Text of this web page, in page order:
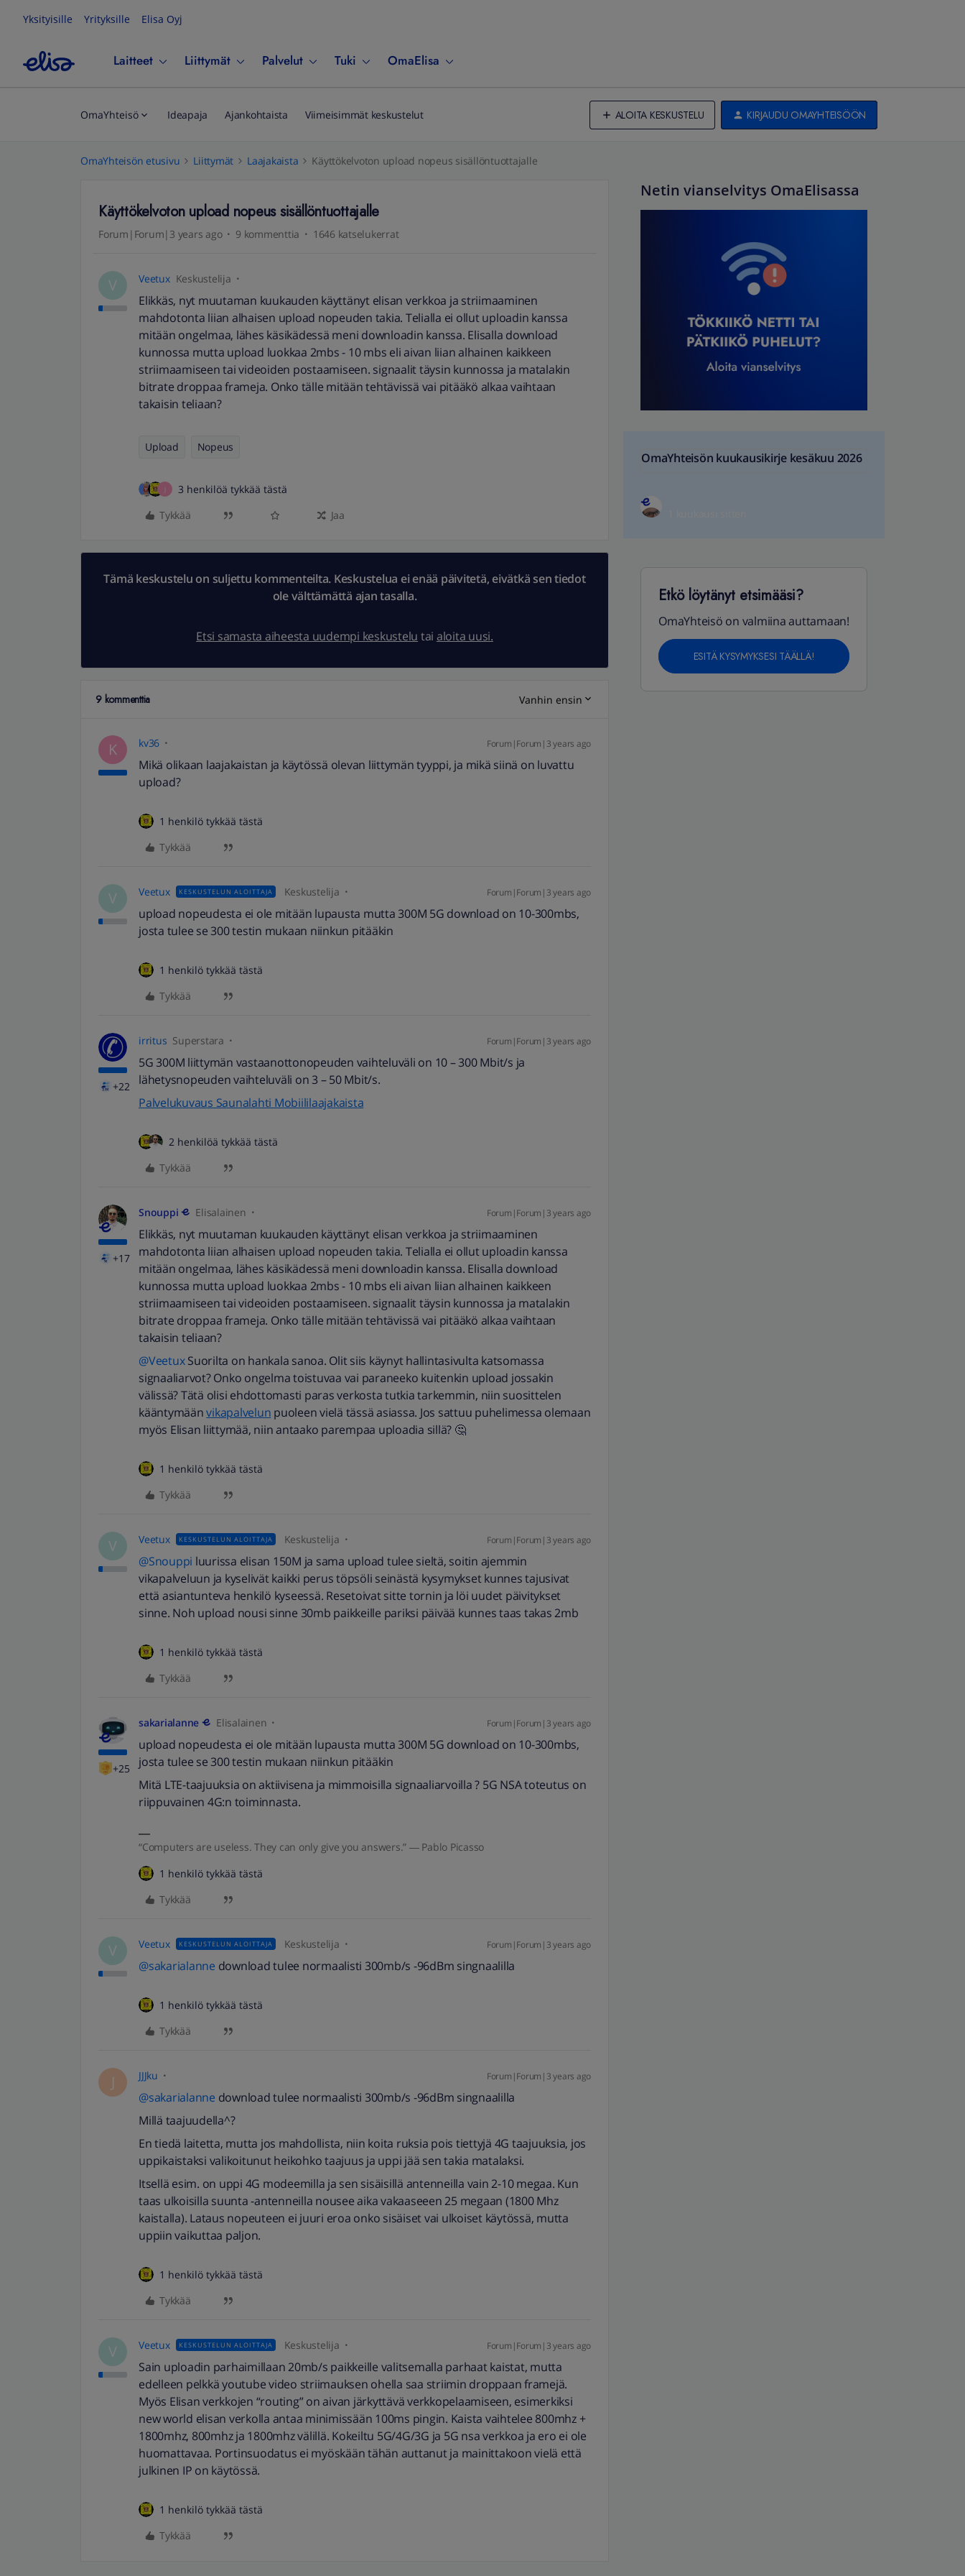
Yksityisille Yrityksille Elisa Oyj
Laitteet Liittymät Palvelut Tuki OmaElisa
OmaYhteisö Ideapaja Ajankohtaista Viimeisimmät keskustelut ALOITA KESKUSTELU KIRJAUDU OMAYHTEISÖÖN
OmaYhteisön etusivu Liittymät Laajakaista Käyttökelvoton upload nopeus sisällöntuottajalle
Käyttökelvoton upload nopeus sisällöntuottajalle
Forum|Forum|3 years ago 9 kommenttia 1646 katselukerrat
V Veetux Keskustelija
Elikkäs, nyt muutaman kuukauden käyttänyt elisan verkkoa ja striimaaminen
mahdotonta liian alhaisen upload nopeuden takia. Telialla ei ollut uploadin kanssa
mitään ongelmaa, lähes käsikädessä meni downloadin kanssa. Elisalla download
kunnossa mutta upload luokkaa 2mbs - 10 mbs eli aivan liian alhainen kaikkeen
striimaamiseen tai videoiden postaamiseen. signaalit täysin kunnossa ja matalakin
bitrate droppaa frameja. Onko tälle mitään tehtävissä vai pitääkö alkaa vaihtaan
takaisin teliaan?
Upload Nopeus
3 henkilöä tykkää tästä
Tykkää
Jaa
Tämä keskustelu on suljettu kommenteilta. Keskustelua ei enää päivitetä, eivätkä sen tiedot
ole välttämättä ajan tasalla.
Etsi samasta aiheesta uudempi keskustelu tai aloita uusi.
9 kommenttia Vanhin ensin
K kv36 Forum|Forum|3 years ago
Mikä olikaan laajakaistan ja käytössä olevan liittymän tyyppi, ja mikä siinä on luvattu
upload?
1 henkilö tykkää tästä
Tykkää
V Veetux KESKUSTELUN ALOITTAJA Keskustelija Forum|Forum|3 years ago
upload nopeudesta ei ole mitään lupausta mutta 300M 5G download on 10-300mbs,
josta tulee se 300 testin mukaan niinkun pitääkin
1 henkilö tykkää tästä
Tykkää
+22
irritus Superstara Forum|Forum|3 years ago
5G 300M liittymän vastaanottonopeuden vaihteluväli on 10 – 300 Mbit/s ja
lähetysnopeuden vaihteluväli on 3 – 50 Mbit/s.
Palvelukuvaus Saunalahti Mobiililaajakaista
2 henkilöä tykkää tästä
Tykkää
+17
Snouppi Elisalainen Forum|Forum|3 years ago
Elikkäs, nyt muutaman kuukauden käyttänyt elisan verkkoa ja striimaaminen
mahdotonta liian alhaisen upload nopeuden takia. Telialla ei ollut uploadin kanssa
mitään ongelmaa, lähes käsikädessä meni downloadin kanssa. Elisalla download
kunnossa mutta upload luokkaa 2mbs - 10 mbs eli aivan liian alhainen kaikkeen
striimaamiseen tai videoiden postaamiseen. signaalit täysin kunnossa ja matalakin
bitrate droppaa frameja. Onko tälle mitään tehtävissä vai pitääkö alkaa vaihtaan
takaisin teliaan?
@VeetuxSuorilta on hankala sanoa. Olit siis käynyt hallintasivulta katsomassa
signaaliarvot? Onko ongelma toistuvaa vai paraneeko kuitenkin upload jossakin
välissä? Tätä olisi ehdottomasti paras verkosta tutkia tarkemmin, niin suosittelen
kääntymäänvikapalvelun puoleen vielä tässä asiassa. Jos sattuu puhelimessa olemaan
myös Elisan liittymää, niin antaako parempaa uploadia sillä? 🤔
1 henkilö tykkää tästä
Tykkää
V Veetux KESKUSTELUN ALOITTAJA Keskustelija Forum|Forum|3 years ago
@Snouppi luurissa elisan 150M ja sama upload tulee sieltä, soitin ajemmin
vikapalveluun ja kyselivät kaikki perus töpsöli seinästä kysymykset kunnes tajusivat
että asiantunteva henkilö kyseessä. Resetoivat sitte tornin ja löi uudet päivitykset
sinne. Noh upload nousi sinne 30mb paikkeille pariksi päivää kunnes taas takas 2mb
1 henkilö tykkää tästä
Tykkää
+25
sakarialanne Elisalainen Forum|Forum|3 years ago
upload nopeudesta ei ole mitään lupausta mutta 300M 5G download on 10-300mbs,
josta tulee se 300 testin mukaan niinkun pitääkin
Mitä LTE-taajuuksia on aktiivisena ja mimmoisilla signaaliarvoilla ? 5G NSA toteutus on
riippuvainen 4G:n toiminnasta.
“Computers are useless. They can only give you answers.” ― Pablo Picasso
1 henkilö tykkää tästä
Tykkää
V Veetux KESKUSTELUN ALOITTAJA Keskustelija Forum|Forum|3 years ago
@sakarialanne download tulee normaalisti 300mb/s -96dBm singnaalilla
1 henkilö tykkää tästä
Tykkää
J JJJku Forum|Forum|3 years ago
@sakarialanne download tulee normaalisti 300mb/s -96dBm singnaalilla
Millä taajuudella^?
En tiedä laitetta, mutta jos mahdollista, niin koita ruksia pois tiettyjä 4G taajuuksia, jos
uppikaistaksi valikoitunut heikohko taajuus ja uppi jää sen takia matalaksi.
Itsellä esim. on uppi 4G modeemilla ja sen sisäisillä antenneilla vain 2-10 megaa. Kun
taas ulkoisilla suunta -antenneilla nousee aika vakaaseeen 25 megaan (1800 Mhz
kaistalla). Lataus nopeuteen ei juuri eroa onko sisäiset vai ulkoiset käytössä, mutta
uppiin vaikuttaa paljon.
1 henkilö tykkää tästä
Tykkää
V Veetux KESKUSTELUN ALOITTAJA Keskustelija Forum|Forum|3 years ago
Sain uploadin parhaimillaan 20mb/s paikkeille valitsemalla parhaat kaistat, mutta
edelleen pelkkä youtube video striimauksen ohella saa striimin droppaan framejä.
Myös Elisan verkkojen “routing” on aivan järkyttävä verkkopelaamiseen, esimerkiksi
new world elisan verkolla antaa minimissään 100ms pingin. Kaista vaihtelee 800mhz +
1800mhz, 800mhz ja 1800mhz välillä. Kokeiltu 5G/4G/3G ja 5G nsa verkkoa ja ero ei ole
huomattavaa. Portinsuodatus ei myöskään tähän auttanut ja mainittakoon vielä että
julkinen IP on käytössä.
1 henkilö tykkää tästä
Tykkää
Netin vianselvitys OmaElisassa
OmaYhteisön kuukausikirje kesäkuu 2026
Etkö löytänyt etsimääsi?
OmaYhteisö on valmiina auttamaan!
ESITÄ KYSYMYKSESI TÄÄLLÄ!